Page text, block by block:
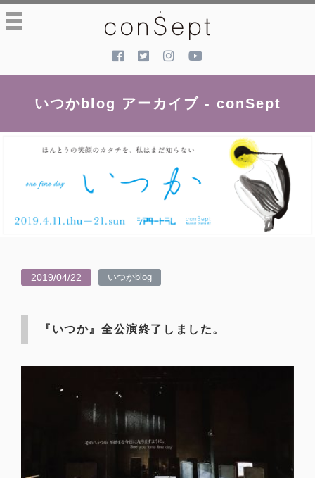
toggle
navigation
いつかblog アーカイブ - conSept
2019/04/22 いつかblog
『いつか』全公演終了しました。